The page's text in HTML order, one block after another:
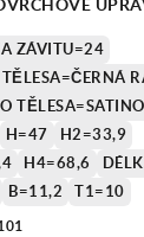
ZÁVITU=24
H=47
H2=33,9
H4=68,6
B=11,2 T1=10